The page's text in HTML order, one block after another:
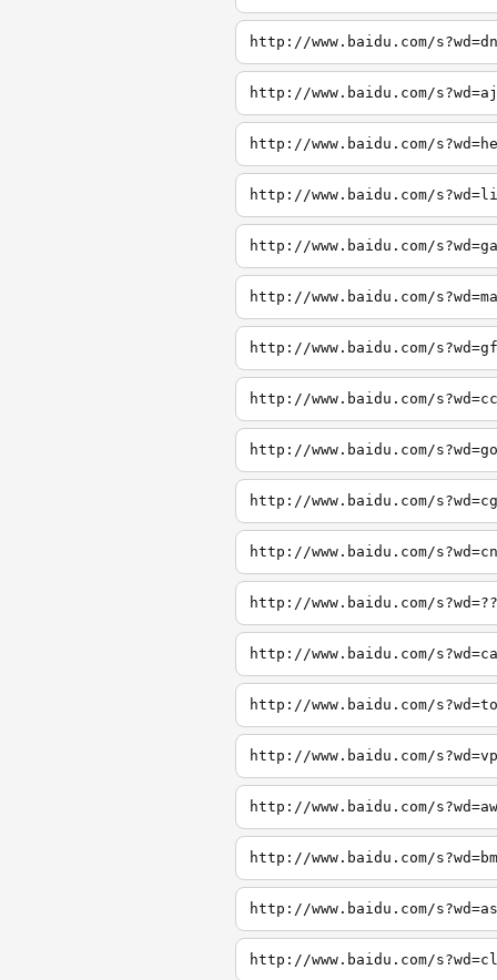
http://www.baidu.com/s?wd=dn
http://www.baidu.com/s?wd=aj
http://www.baidu.com/
http://www.baidu.com/
http://www.baidu.com/
http://www.baidu.com/
http://www.baidu.com/
http://www.baidu.com/
http://www.baidu.com/
http://www.baidu.com/
http://www.baidu.com/
http://www.baidu.com/
http://www.baidu.com/
http://www.baidu.com/
http://www.baidu.com/
http://www.baidu.com/
http://www.baidu.com/
http://www.baidu.com/
http://www.baidu.com/